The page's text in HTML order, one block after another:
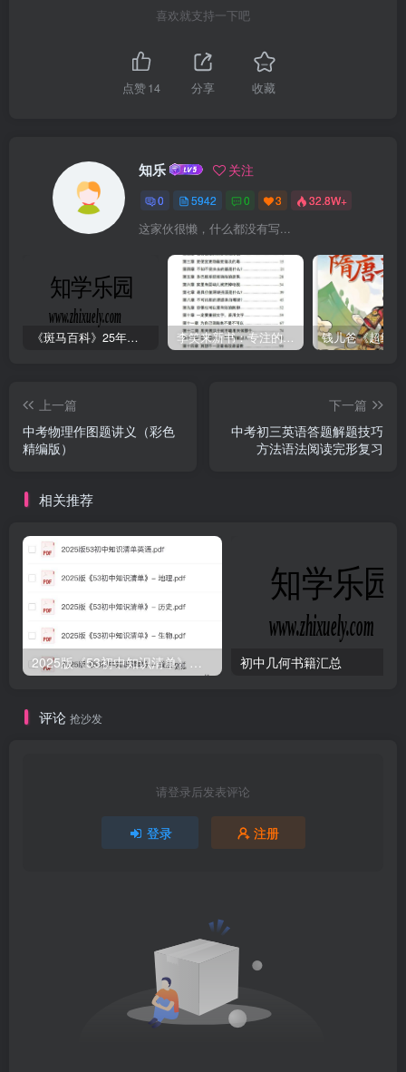
喜欢就支持一下吧
点赞14 分享 收藏
知乐 关注
0 5942 0 3 32.8W+
这家伙很懒，什么都没有写...
《斑马百科》25年最新30科全套高清视频 李笑来新书：专注的真相 [PDF]
上一篇
中考物理作图题讲义（彩色
精编版）
下一篇
中考初三英语答题解题技巧
方法语法阅读完形复习
相关推荐
2025版《53初中知识清单》英语+政史地生（小四门） 初中几何书籍汇总
评论 抢沙发
请登录后发表评论
登录 注册